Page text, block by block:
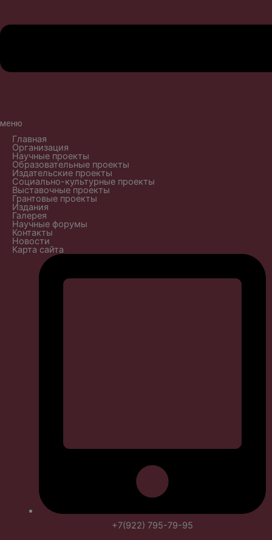
меню
Главная
Организация
Научные проекты
Образовательные проекты
Издательские проекты
Социально-культурные проекты
Выставочные проекты
Грантовые проекты
Издания
Галерея
Научные форумы
Контакты
Новости
Карта сайта
+7(922) 795-79-95